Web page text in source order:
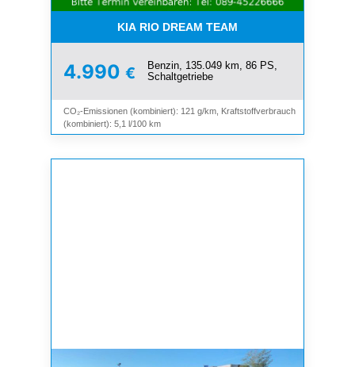
KIA RIO DREAM TEAM
4.990 €
Benzin, 135.049 km, 86 PS,
Schaltgetriebe
CO₂-Emissionen (kombiniert): 121 g/km, Kraftstoffverbrauch
(kombiniert): 5,1 l/100 km